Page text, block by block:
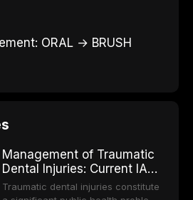
ORAL → BRUSH
Management of Traumatic
Dental Injuries: Current IADT
Guidelines and Clinical
Traumatic dental injuries constitute